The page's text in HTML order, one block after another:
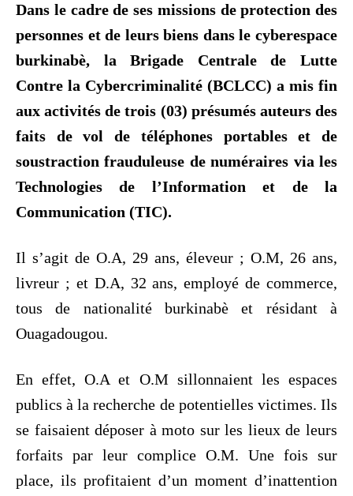
Dans le cadre de ses missions de protection des
personnes et de leurs biens dans le cyberespace
burkinabè, la Brigade Centrale de Lutte
Contre la Cybercriminalité (BCLCC) a mis fin
aux activités de trois (03) présumés auteurs des
faits de vol de téléphones portables et de
soustraction frauduleuse de numéraires via les
Technologies de l’Information et de la
Communication (TIC).
Il s’agit de O.A, 29 ans, éleveur ; O.M, 26 ans,
livreur ; et D.A, 32 ans, employé de commerce,
tous de nationalité burkinabè et résidant à
Ouagadougou.
En effet, O.A et O.M sillonnaient les espaces
publics à la recherche de potentielles victimes. Ils
se faisaient déposer à moto sur les lieux de leurs
forfaits par leur complice O.M. Une fois sur
place, ils profitaient d’un moment d’inattention